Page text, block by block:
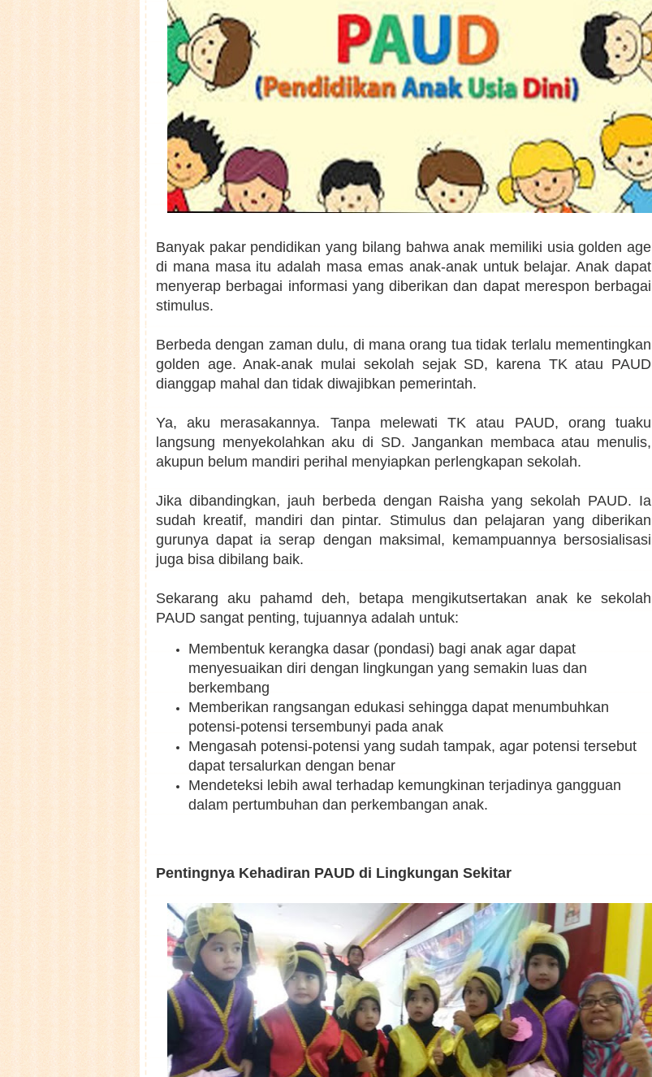
Banyak pakar pendidikan yang bilang bahwa anak memiliki usia golden age
di mana masa itu adalah masa emas anak-anak untuk belajar. Anak dapat
menyerap berbagai informasi yang diberikan dan dapat merespon berbagai
stimulus.
Berbeda dengan zaman dulu, di mana orang tua tidak terlalu mementingkan
golden age. Anak-anak mulai sekolah sejak SD, karena TK atau PAUD
dianggap mahal dan tidak diwajibkan pemerintah.
Ya, aku merasakannya. Tanpa melewati TK atau PAUD, orang tuaku
langsung menyekolahkan aku di SD. Jangankan membaca atau menulis,
akupun belum mandiri perihal menyiapkan perlengkapan sekolah.
Jika dibandingkan, jauh berbeda dengan Raisha yang sekolah PAUD. Ia
sudah kreatif, mandiri dan pintar. Stimulus dan pelajaran yang diberikan
gurunya dapat ia serap dengan maksimal, kemampuannya bersosialisasi
juga bisa dibilang baik.
Sekarang aku pahamd deh, betapa mengikutsertakan anak ke sekolah
PAUD sangat penting, tujuannya adalah untuk:
Membentuk kerangka dasar (pondasi) bagi anak agar dapat
menyesuaikan diri dengan lingkungan yang semakin luas dan
berkembang
Memberikan rangsangan edukasi sehingga dapat menumbuhkan
potensi-potensi tersembunyi pada anak
Mengasah potensi-potensi yang sudah tampak, agar potensi tersebut
dapat tersalurkan dengan benar
Mendeteksi lebih awal terhadap kemungkinan terjadinya gangguan
dalam pertumbuhan dan perkembangan anak.
Pentingnya Kehadiran PAUD di Lingkungan Sekitar